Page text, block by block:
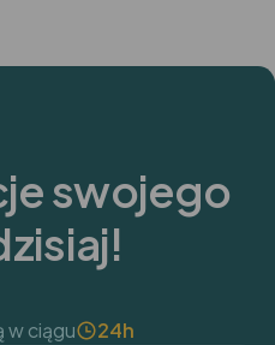
swojego
w ciągu 24h